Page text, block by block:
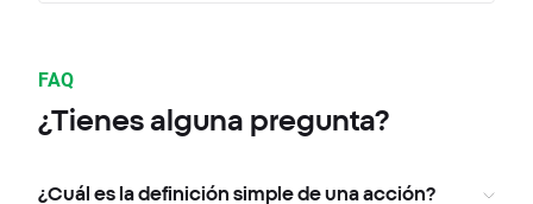
FAQ
¿Tienes alguna pregunta?
¿Cuál es la definición simple de una acción?